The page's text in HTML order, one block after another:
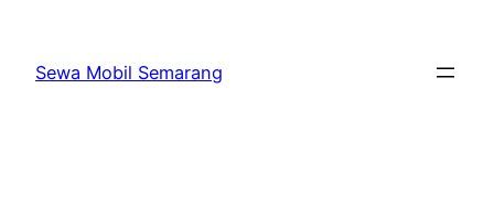
content
Sewa Mobil Semarang